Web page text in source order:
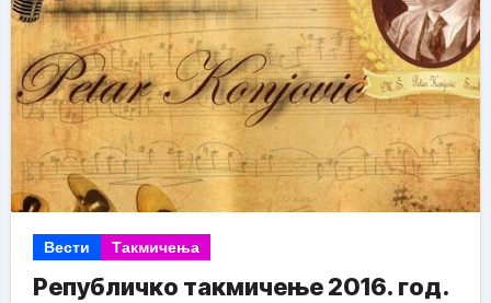
Вести Такмичења
Републичко такмичење 2016. год.